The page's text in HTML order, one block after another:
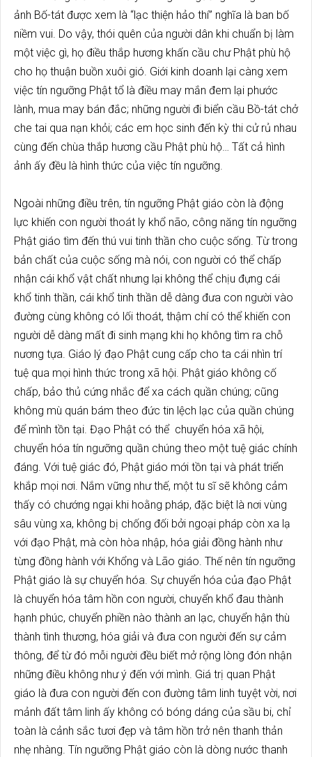
ảnh Bố-tát được xem là “lạc thiện hảo thí” nghĩa là ban bố
niềm vui. Do vậy, thói quên của người dân khi chuẩn bị làm
một việc gì, họ điều thắp hương khấn cầu chư Phật phù hộ
cho họ thuận buồn xuôi gió. Giới kinh doanh lại càng xem
việc tín ngưỡng Phật tổ là điều may mắn đem lại phước
lành, mua may bán đắc; những người đi biển cầu Bồ-tát chở
che tai qua nạn khỏi; các em học sinh đến kỳ thi cử rủ nhau
cùng đến chùa thắp hương cầu Phật phù hộ… Tất cả hình
ảnh ấy đều là hình thức của việc tín ngưỡng.
Ngoài những điều trên, tín ngưỡng Phật giáo còn là động
lực khiến con người thoát ly khổ não, công năng tín ngưỡng
Phật giáo tìm đến thú vui tinh thần cho cuộc sống. Từ trong
bản chất của cuộc sống mà nói, con người có thể chấp
nhận cái khổ vật chất nhưng lại không thể chịu đựng cái
khổ tinh thần, cái khổ tinh thần dễ dàng đưa con người vào
đường cùng không có lối thoát, thậm chí có thể khiến con
người dễ dàng mất đi sinh mạng khi họ không tìm ra chỗ
nương tựa. Giáo lý đạo Phật cung cấp cho ta cái nhìn trí
tuệ qua mọi hình thức trong xã hội. Phật giáo không cố
chấp, bảo thủ cứng nhắc để xa cách quần chúng; cũng
không mù quán bám theo đức tin lệch lạc của quần chúng
để mình tồn tại. Đạo Phật có thể chuyển hóa xã hội,
chuyển hóa tín ngưỡng quần chúng theo một tuệ giác chính
đáng. Với tuệ giác đó, Phật giáo mới tồn tại và phát triển
khắp mọi nơi. Nắm vững như thế, một tu sĩ sẽ không cảm
thấy có chướng ngại khi hoằng pháp, đặc biệt là nơi vùng
sâu vùng xa, không bị chống đối bởi ngoại pháp còn xa lạ
với đạo Phật, mà còn hòa nhập, hóa giải đồng hành như
từng đồng hành với Khổng và Lão giáo. Thế nên tín ngưỡng
Phật giáo là sự chuyển hóa. Sự chuyển hóa của đạo Phật
là chuyển hóa tâm hồn con người, chuyển khổ đau thành
hạnh phúc, chuyển phiền nào thành an lạc, chuyển hận thù
thành tình thương, hóa giải và đưa con người đến sự cảm
thông, để từ đó mỗi người đều biết mở rộng lòng đón nhận
những điều không như ý đến với mình. Giá trị quan Phật
giáo là đưa con người đến con đường tâm linh tuyệt vời, nơi
mảnh đất tâm linh ấy không có bóng dáng của sầu bi, chỉ
toàn là cảnh sắc tươi đẹp và tâm hồn trở nên thanh thản
nhẹ nhàng. Tín ngưỡng Phật giáo còn là dòng nước thanh